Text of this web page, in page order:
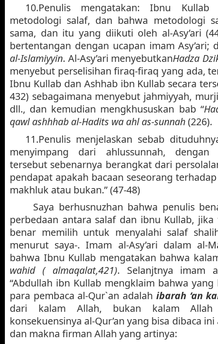
10.Penulis mengatakan: Ibnu Kullab
metodologi salaf, dan bahwa metodologi
sama, dan itu yang diikuti oleh al-Asy’ari
bertentangan dengan ucapan imam
al-Islamiyyin. Al-Asy’ari menyebutkanHadza
menyebut perselisihan firaq-firaq yang ada,
Ibnu Kullab dan Ashhab ibn Kullab secara
432) sebagaimana menyebut jahmiyyah,
dll., dan kemudian mengkhususkan bab “
qawl ashhhab al-Hadits wa ahl as-sunnah(226).
11.Penulis menjelaskan sebab
menyimpang dari ahlussunnah, dengan
tersebut sebenarnya berangkat dari
pendapat apakah bacaan seseorang
makhluk atau bukan.” (47-48)
Saya berhusnuzhan bahwa penulis
perbedaan antara salaf dan ibnu Kullab,
benar memilih untuk menyalahi salaf
menurut saya-. Imam al-Asy’ari dalam al-
bahwa Ibnu Kullab mengatakan bahwa
wahid ( almaqalat,421). Selanjtnya imam
“Abdullah ibn Kullab mengklaim bahwa
para pembaca al-Qur`an adalah ibarah ‘an
dari kalam Allah, bukan kalam
konsekuensinya al-Qur’an yang bisa dibaca
dan makna firman Allah yang artinya: